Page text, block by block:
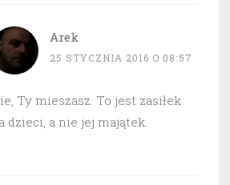
Arek
25 STYCZNIA 2016 O 08:57
Ty mieszasz. To jest zasiłek
dzieci, a nie jej majątek.